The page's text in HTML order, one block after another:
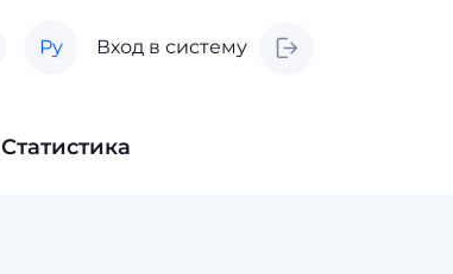
Статистика
Ру Вход в систему